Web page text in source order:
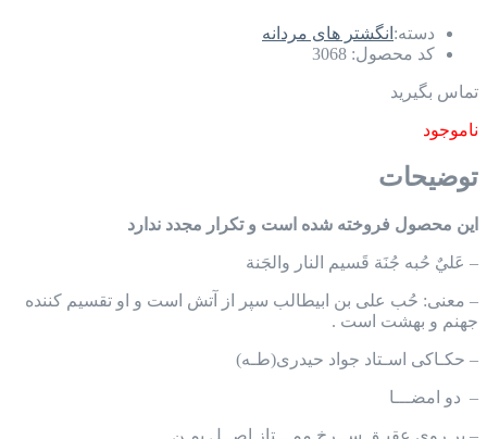
دسته: انگشتر های مردانه
کد محصول: 3068
تماس بگیرید
ناموجود
توضیحات
این محصول فروخته شده است و تکرار مجدد ندارد
– عَليٌ حُبه جُنَة قَسيم النار والجَنة
– معنی: حُب علی بن ابيطالب سپر از آتش است و او تقسيم کننده
جهنم و بهشت است .
– حکـاکی اسـتاد جواد حیدری(طـه)
– دو امضـــا
– بر روی عقیـق ســرخ ممـــتاز اصــل یمـن